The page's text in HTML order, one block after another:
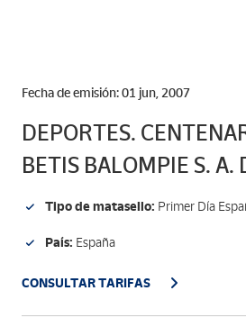
Fecha de emisión: 01 jun, 2007
DEPORTES.
BETIS BALOMPIE S. A.
Tipo de matasello: Primer Día
País: España
CONSULTAR TARIFAS